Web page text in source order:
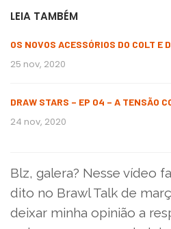
LEIA TAMBÉM
OS NOVOS ACESSÓRIOS DO COLT E
25 nov, 2020
DRAW STARS – EP 04 – A TENSÃO
24 nov, 2020
Blz, galera? Nesse vídeo
dito no Brawl Talk de
deixar minha opinião a